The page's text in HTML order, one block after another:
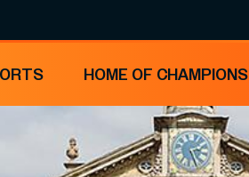
HOME OF CHAMPIONS